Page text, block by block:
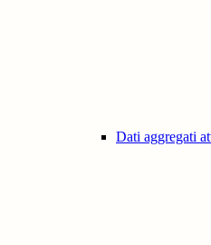
Dati aggregati